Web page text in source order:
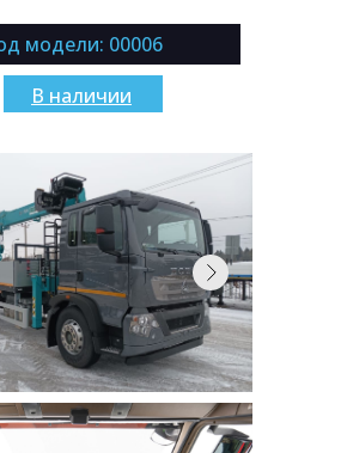
модели: 00006
В наличии
ГРУЗОВИК HOWO
КМУ HKTC (HLC-7016)
HOWO T5G 4x2 с
7016); ZZ1167M561GE1,
D, ДВС - МС07.28-50, 280
HW13709XST+ КОМ HW50 ;
VGD71; задние мосты -
（4.11) ; руль - BOSCH
с пневмоусилителем;
- ABS(4S/4M); шины -
; бак - 200L, колесная база